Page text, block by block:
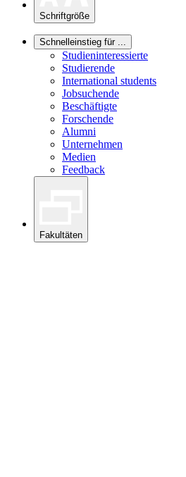
Schriftgröße
Schnelleinstieg für ...
Studieninteressierte
Studierende
International students
Jobsuchende
Beschäftigte
Forschende
Alumni
Unternehmen
Medien
Feedback
Fakultäten